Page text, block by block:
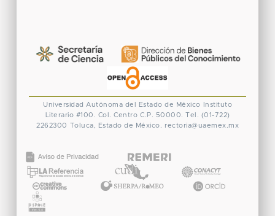
Universidad Autónoma del Estado de México
Instituto
Literario #100. Col. Centro C.P. 50000. Tel. (01-722)
2262300 Toluca, Estado de México. rectoria@uaemex.mx